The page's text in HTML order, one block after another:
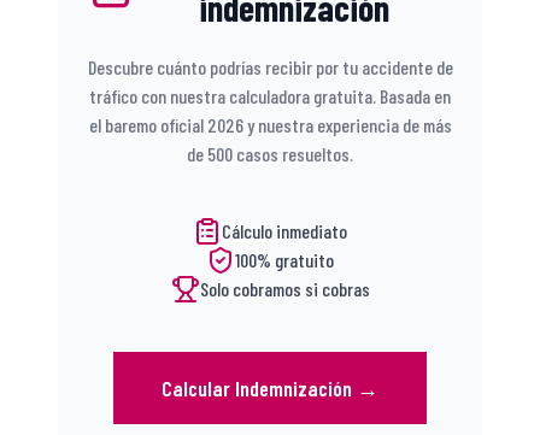
Descubre cuánto podrías recibir por tu accidente de
tráfico con nuestra calculadora gratuita. Basada en
el baremo oficial 2026 y nuestra experiencia de más
de 500 casos resueltos.
Cálculo inmediato
100% gratuito
Solo cobramos si cobras
Calcular Indemnización →